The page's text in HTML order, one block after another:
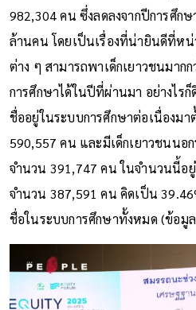
982,304 คน ซึ่งลดลงจากปีการศึก
ล้านคน โดยเป็นเรื่องที่น่ายินดีที่หน่
ต่าง ๆ สามารถพาเด็กเยาวชนมาก
การศึกษาได้ในปีที่ผ่านมา อย่างไรก็
ชื่ออยู่ในระบบการศึกษาต่อเนื่องม
590,557 คน และมีเด็กเยาวชนนอ
จำนวน 391,747 คน ในจำนวนนี้อ
จำนวน 387,591 คน คิดเป็น
ชื่อในระบบการศึกษาทั้งหมด (ข้อมู